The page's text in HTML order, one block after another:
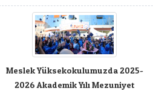
Meslek Yüksekokulumuzda 2025-
2026 Akademik Yılı Mezuniyet